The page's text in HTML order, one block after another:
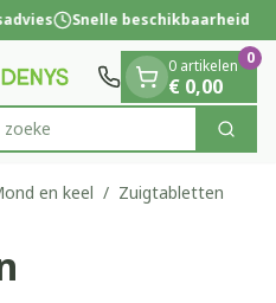
Snelle beschikbaarheid
Zoek
0 artikelen
€ 0,00
0
en keel / Zuigtabletten